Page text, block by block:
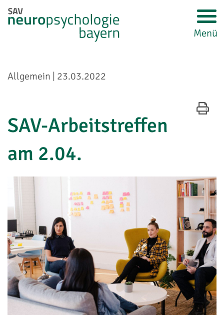
Navigation und Service
Direkt zu:
Zur Hauptnavigation springen
Zur Suche springen
Zum Inhalt springen
Zu den Service-Informationen springen
Menü
SAV-Arbeitstreffen
am 2.04.
Allgemein | 23.03.2022